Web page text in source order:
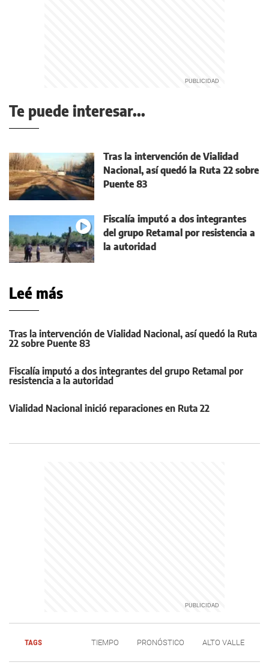
Te puede interesar...
Tras la intervención de Vialidad
Nacional, así quedó la Ruta 22 sobre
Puente 83
Fiscalía imputó a dos integrantes
del grupo Retamal por resistencia a
la autoridad
Leé más
Tras la intervención de Vialidad Nacional, así quedó la Ruta
22 sobre Puente 83
Fiscalía imputó a dos integrantes del grupo Retamal por
resistencia a la autoridad
Vialidad Nacional inició reparaciones en Ruta 22
TAGS TIEMPO PRONÓSTICO ALTO VALLE